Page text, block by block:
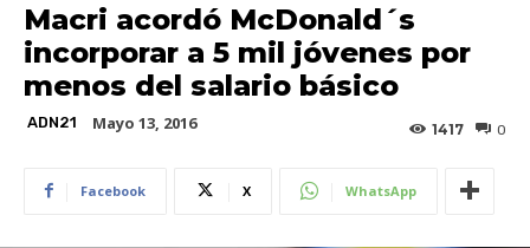
Macri acordó McDonald´s
incorporar a 5 mil jóvenes por
menos del salario básico
ADN21 Mayo 13, 2016 0
1417
Facebook X WhatsApp